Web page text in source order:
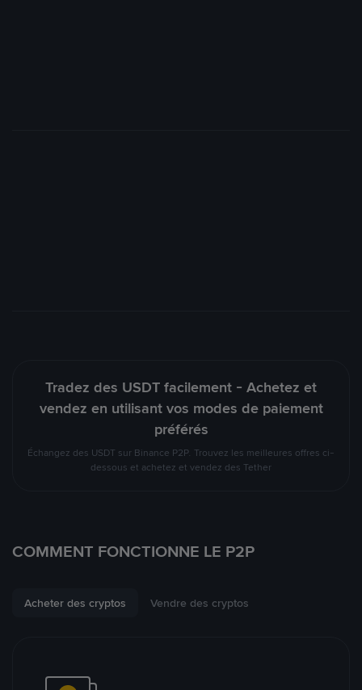
Tradez des USDT facilement - Achetez et
vendez en utilisant vos modes de paiement
préférés
Échangez des USDT sur Binance P2P. Trouvez les meilleures offres ci-
dessous et achetez et vendez des Tether
COMMENT FONCTIONNE LE P2P
Acheter des cryptos Vendre des cryptos